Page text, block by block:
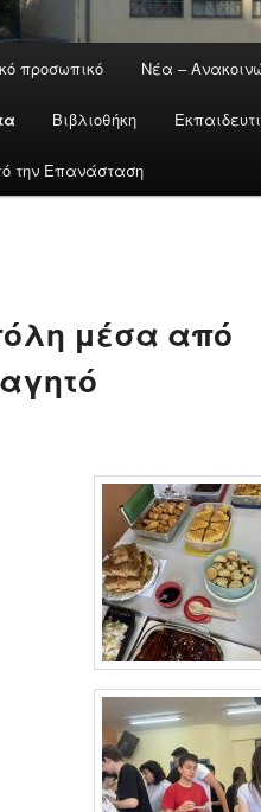
προσωπικό Νέα –
Βιβλιοθήκη
την Επανάσταση
μέσα από